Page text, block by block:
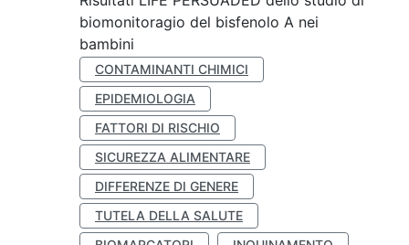
biomonitoragio del bisfenolo A nei
bambini
CONTAMINANTI CHIMICI
EPIDEMIOLOGIA
FATTORI DI RISCHIO
SICUREZZA ALIMENTARE
DIFFERENZE DI GENERE
TUTELA DELLA SALUTE